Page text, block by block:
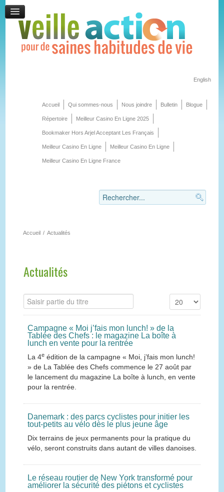
English
Accueil Qui sommes-nous Nous joindre Bulletin Blogue
Répertoire Meilleur Casino En Ligne 2025
Bookmaker Hors Arjel Acceptant Les Français
Meilleur Casino En Ligne Meilleur Casino En Ligne
Meilleur Casino En Ligne France
Accueil / Actualités
Actualités
Campagne « Moi j’fais mon lunch! » de la
Tablée des Chefs : le magazine La boîte à
lunch en vente pour la rentrée
La 4eédition de la campagne « Moi, j’fais mon lunch!
» de La Tablée des Chefs commence le 27 août par
le lancement du magazine La boîte à lunch, en vente
pour la rentrée.
Danemark : des parcs cyclistes pour initier les
tout-petits au vélo dès le plus jeune âge
Dix terrains de jeux permanents pour la pratique du
vélo, seront construits dans autant de villes danoises.
Le réseau routier de New York transformé pour
améliorer la sécurité des piétons et cyclistes